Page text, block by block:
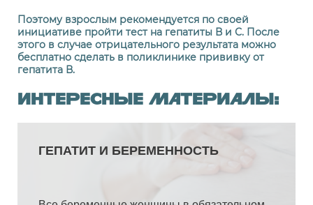
Поэтому взрослым рекомендуется по своей
инициативе пройти тест на гепатиты В и С. После
этого в случае отрицательного результата можно
бесплатно сделать в поликлинике прививку от
гепатита В.
Интересные материалы: